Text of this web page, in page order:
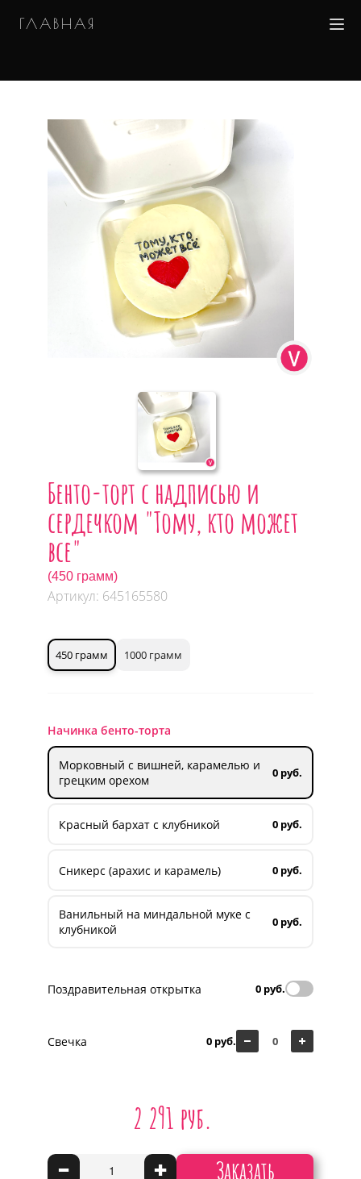
ГЛАВНАЯ
Бенто-торт с надписью и
сердечком "Тому, кто может
все"
(450 грамм)
Артикул: 645165580
2 291 руб.
Заказать
- +
450 грамм 1000 грамм
Начинка бенто-торта
Морковный с вишней, карамелью и
грецким орехом
0 руб.
Красный бархат с клубникой 0 руб.
Сникерс (арахис и карамель) 0 руб.
Ванильный на миндальной муке с
клубникой
0 руб.
Поздравительная открытка 0 руб.
Свечка 0 руб.